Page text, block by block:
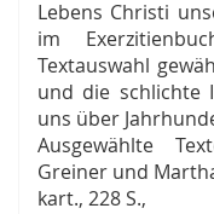
Lebens Christi
im
Textauswahl
und die schlichte
uns über
Ausgewählte
Greiner und
kart., 228 S.,